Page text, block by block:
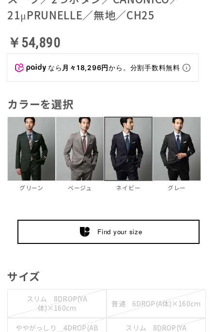
21μPRUNELLE／無地／CH25
￥54,890
なら 月々18,296円から。分割手数料無料
カラーを選択
グリーン ベージュ ネイビー グレー
Find your size
サイズ
スリム 8DROP(YA
体)×160cm
普通 6DROP(A体)×160cm
ややがっしり 4DROP(AB
スリム 8DROP(YA